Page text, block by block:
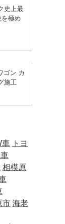
史上最
極め
ゴン カ
施工
車 トヨ
相模原
市 海老